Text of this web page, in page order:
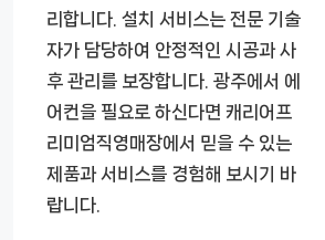
리합니다. 설치 서비스는 전문 기술
자가 담당하여 안정적인 시공과 사
후 관리를 보장합니다. 광주에서 에
어컨을 필요로 하신다면 캐리어프
리미엄직영매장에서 믿을 수 있는
제품과 서비스를 경험해 보시기 바
랍니다.